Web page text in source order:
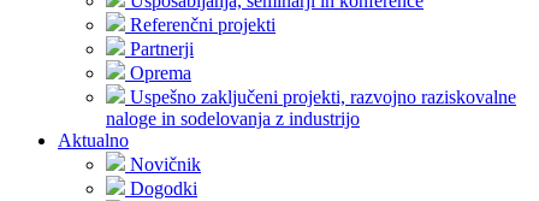
Referenčni projekti
Partnerji
Oprema
Uspešno zaključeni projekti, razvojno raziskovalne
naloge in sodelovanja z industrijo
Aktualno
Novičnik
Dogodki